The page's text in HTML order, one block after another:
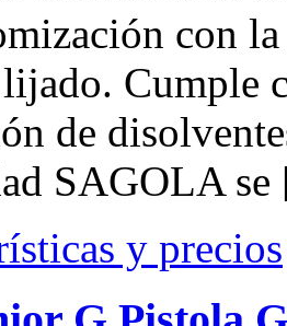
con
Cumple
de
SAGOLA
y precios